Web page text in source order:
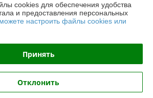
ЕГР: 591032672
Гродненский городской исполнительный
жалоб и предложений: ул. Горького, д. 49, каб.
cookies для обеспечения удобства
и предоставления персональных
настроить файлы cookies или
Принять
Отклонить